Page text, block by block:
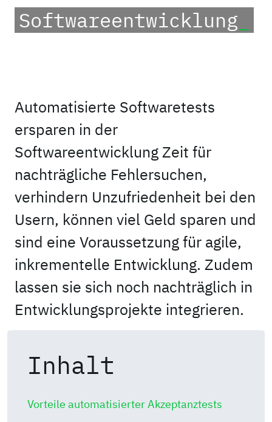
Softwareentwicklung
Automatisierte Softwaretests
ersparen in der
Softwareentwicklung Zeit für
nachträgliche Fehlersuchen,
verhindern Unzufriedenheit bei den
Usern, können viel Geld sparen und
sind eine Voraussetzung für agile,
inkrementelle Entwicklung. Zudem
lassen sie sich noch nachträglich in
Entwicklungsprojekte integrieren.
Inhalt
Vorteile automatisierter Akzeptanztests